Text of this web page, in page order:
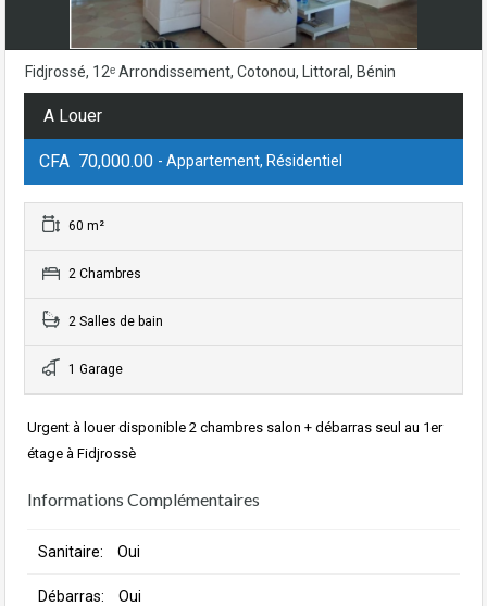
Fidjrossé, 12ᵉ Arrondissement, Cotonou, Littoral, Bénin
A Louer
CFA 70,000.00 - Appartement, Résidentiel
60 m²
2 Chambres
2 Salles de bain
1 Garage
Urgent à louer disponible 2 chambres salon + débarras seul au 1er
étage à Fidjrossè
Informations Complémentaires
Sanitaire: Oui
Débarras: Oui